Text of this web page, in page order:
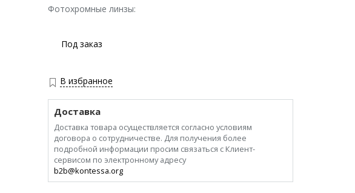
Фотохромные линзы:
Под заказ
В избранное
Доставка
Доставка товара осуществляется согласно условиям
договора о сотрудничестве. Для получения более
подробной информации просим связаться с Клиент-
сервисом по электронному адресу
b2b@kontessa.org